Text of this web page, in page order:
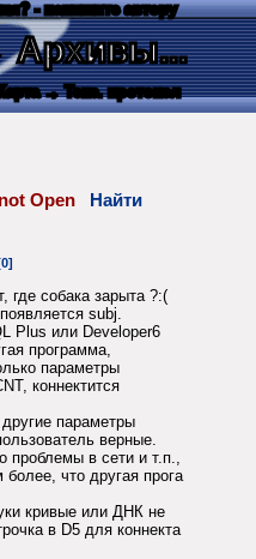
- напишите автору
→ Текс. протокол
Open
Найти
где собака зарыта ?:(
subj.
Plus или Developer6
программа,
параметры
коннектится
параметры
верные.
проблемы в сети и т.п.,
более, что другая прога
кривые или ДНК не
в D5 для коннекта